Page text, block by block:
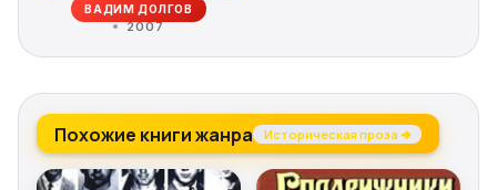
ВАДИМ ДОЛГОВ
2007
Похожие книги жанра Историческая проза →